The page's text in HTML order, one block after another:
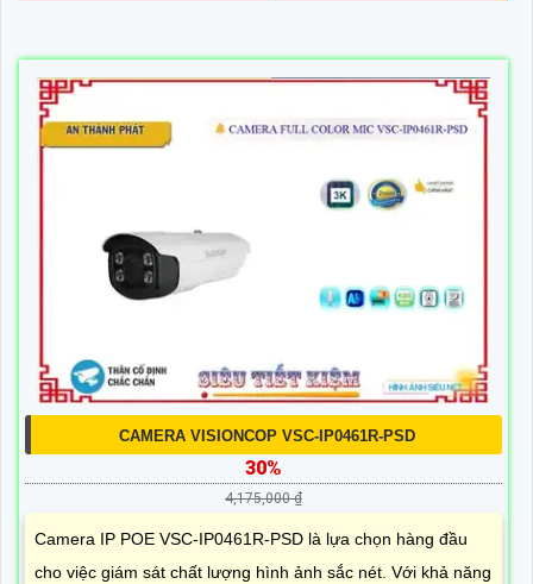
CAMERA VISIONCOP VSC-IP0461R-PSD
30%
4,175,000 ₫
Camera IP POE VSC-IP0461R-PSD là lựa chọn hàng đầu
cho việc giám sát chất lượng hình ảnh sắc nét. Với khả năng